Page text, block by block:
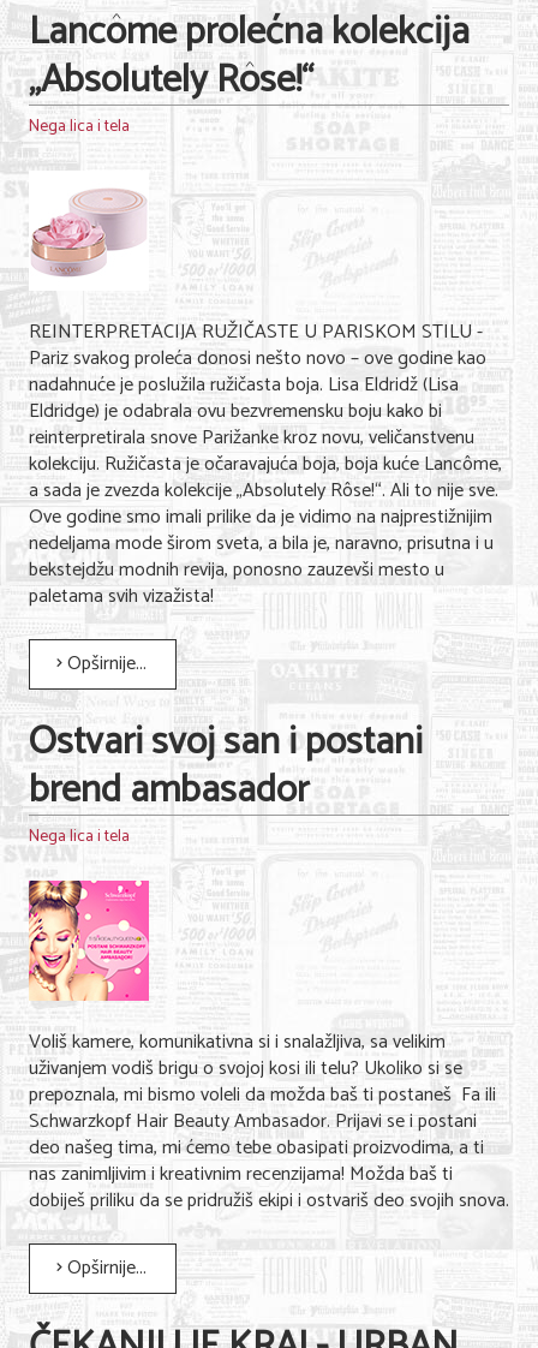
Lancôme prolećna kolekcija
„Absolutely Rôse!“
Nega lica i tela
REINTERPRETACIJA RUŽIČASTE U PARISKOM STILU -
Pariz svakog proleća donosi nešto novo – ove godine kao
nadahnuće je poslužila ružičasta boja. Lisa Eldridž (Lisa
Eldridge) je odabrala ovu bezvremensku boju kako bi
reinterpretirala snove Parižanke kroz novu, veličanstvenu
kolekciju. Ružičasta je očaravajuća boja, boja kuće Lancôme,
a sada je zvezda kolekcije „Absolutely Rôse!“. Ali to nije sve.
Ove godine smo imali prilike da je vidimo na najprestižnijim
nedeljama mode širom sveta, a bila je, naravno, prisutna i u
bekstejdžu modnih revija, ponosno zauzevši mesto u
paletama svih vizažista!
Opširnije...
Ostvari svoj san i postani
brend ambasador
Nega lica i tela
Voliš kamere, komunikativna si i snalažljiva, sa velikim
uživanjem vodiš brigu o svojoj kosi ili telu? Ukoliko si se
prepoznala, mi bismo voleli da možda baš ti postaneš Fa ili
Schwarzkopf Hair Beauty Ambasador. Prijavi se i postani
deo našeg tima, mi ćemo tebe obasipati proizvodima, a ti
nas zanimljivim i kreativnim recenzijama! Možda baš ti
dobiješ priliku da se pridružiš ekipi i ostvariš deo svojih snova.
Opširnije...